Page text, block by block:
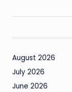
August 2026
July 2026
June 2026